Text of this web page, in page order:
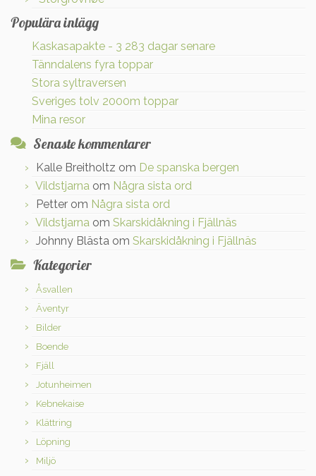
Populära inlägg
Kaskasapakte - 3 283 dagar senare
Tänndalens fyra toppar
Stora syltraversen
Sveriges tolv 2000m toppar
Mina resor
Senaste kommentarer
Kalle Breitholtz om De spanska bergen
Vildstjarna om Några sista ord
Petter om Några sista ord
Vildstjarna om Skarskidåkning i Fjällnäs
Johnny Blästa om Skarskidåkning i Fjällnäs
Kategorier
Åsvallen
Äventyr
Bilder
Boende
Fjäll
Jotunheimen
Kebnekaise
Klättring
Löpning
Miljö